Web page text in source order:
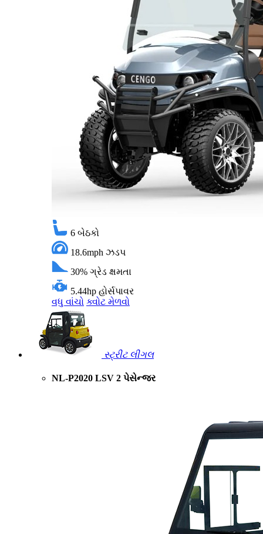
6 બેઠકો
18.6mph ઝડપ
30% ગ્રેડ ક્ષમતા
5.44hp હોર્સપાવર
વધુ વાંચો ક્વોટ મેળવો
સ્ટ્રીટ લીગલ
NL-P2020 LSV 2 પેસેન્જર